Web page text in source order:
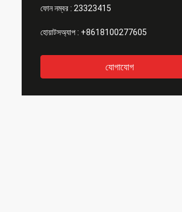
ফোন নম্বর : 23323415
হোয়াটসঅ্যাপ : +8618100277605
যোগাযোগ